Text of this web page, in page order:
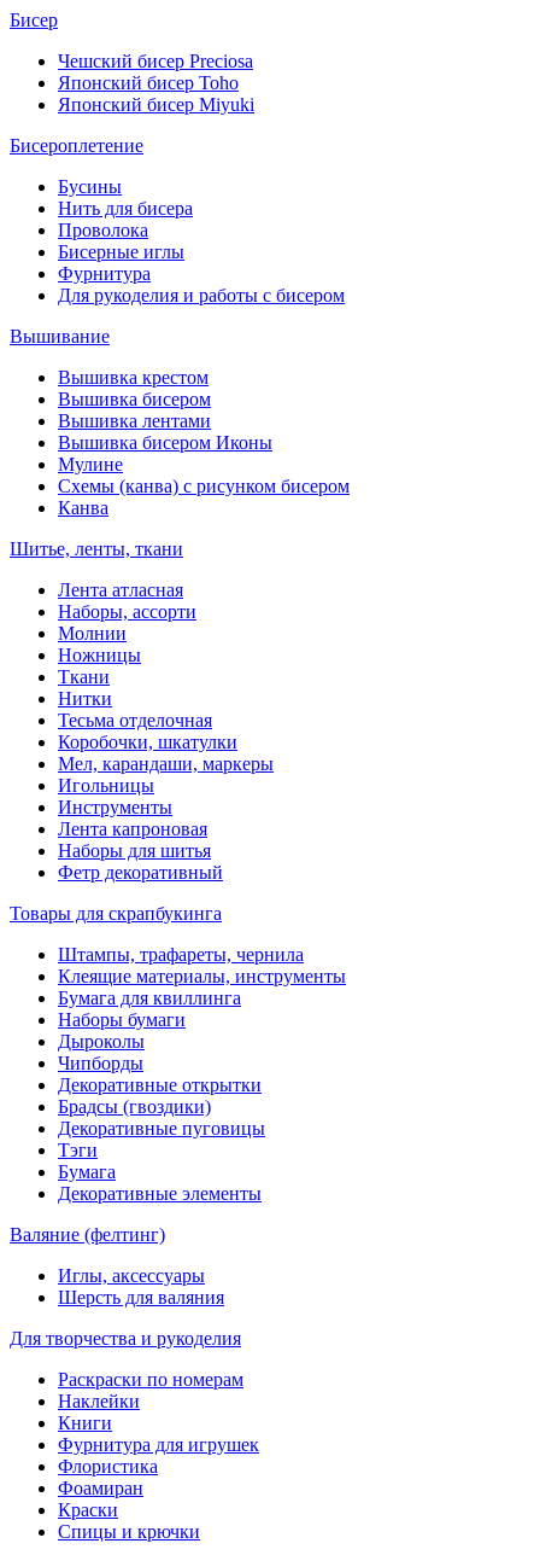
Бисер
Чешский бисер Preciosa
Японский бисер Toho
Японский бисер Miyuki
Бисероплетение
Бусины
Нить для бисера
Проволока
Бисерные иглы
Фурнитура
Для рукоделия и работы с бисером
Вышивание
Вышивка крестом
Вышивка бисером
Вышивка лентами
Вышивка бисером Иконы
Мулине
Схемы (канва) с рисунком бисером
Канва
Шитье, ленты, ткани
Лента атласная
Наборы, ассорти
Молнии
Ножницы
Ткани
Нитки
Тесьма отделочная
Коробочки, шкатулки
Мел, карандаши, маркеры
Игольницы
Инструменты
Лента капроновая
Наборы для шитья
Фетр декоративный
Товары для скрапбукинга
Штампы, трафареты, чернила
Клеящие материалы, инструменты
Бумага для квиллинга
Наборы бумаги
Дыроколы
Чипборды
Декоративные открытки
Брадсы (гвоздики)
Декоративные пуговицы
Тэги
Бумага
Декоративные элементы
Валяние (фелтинг)
Иглы, аксессуары
Шерсть для валяния
Для творчества и рукоделия
Раскраски по номерам
Наклейки
Книги
Фурнитура для игрушек
Флористика
Фоамиран
Краски
Спицы и крючки